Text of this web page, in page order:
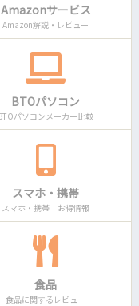
Amazonサービス
Amazon解説・レビュー
BTOパソコン
パソコンメーカー比較
スマホ・携帯
スマホ・携帯 お得情報
食品
食品に関するレビュー